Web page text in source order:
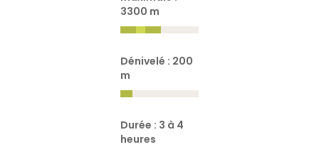
3300 m
Dénivelé : 200
m
Durée : 3 à 4
heures